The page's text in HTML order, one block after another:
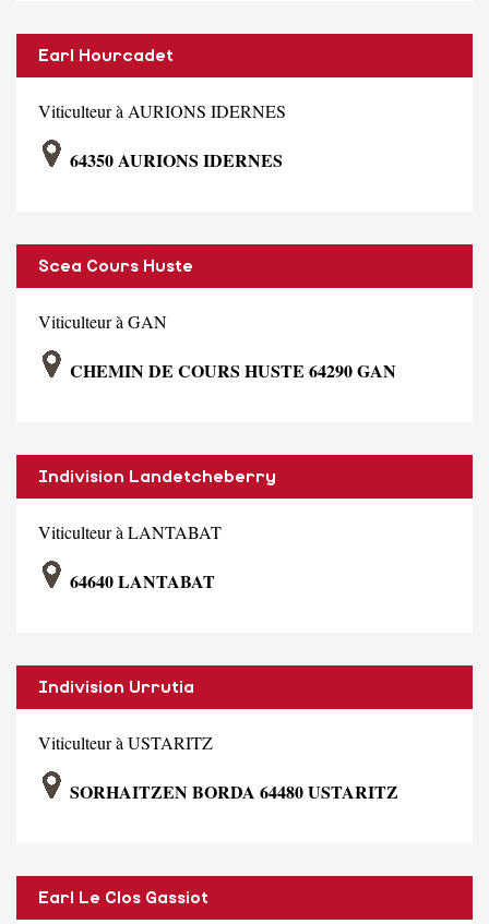
Earl Hourcadet
Viticulteur à AURIONS IDERNES
64350 AURIONS IDERNES
Scea Cours Huste
Viticulteur à GAN
CHEMIN DE COURS HUSTE 64290 GAN
Indivision Landetcheberry
Viticulteur à LANTABAT
64640 LANTABAT
Indivision Urrutia
Viticulteur à USTARITZ
SORHAITZEN BORDA 64480 USTARITZ
Earl Le Clos Gassiot